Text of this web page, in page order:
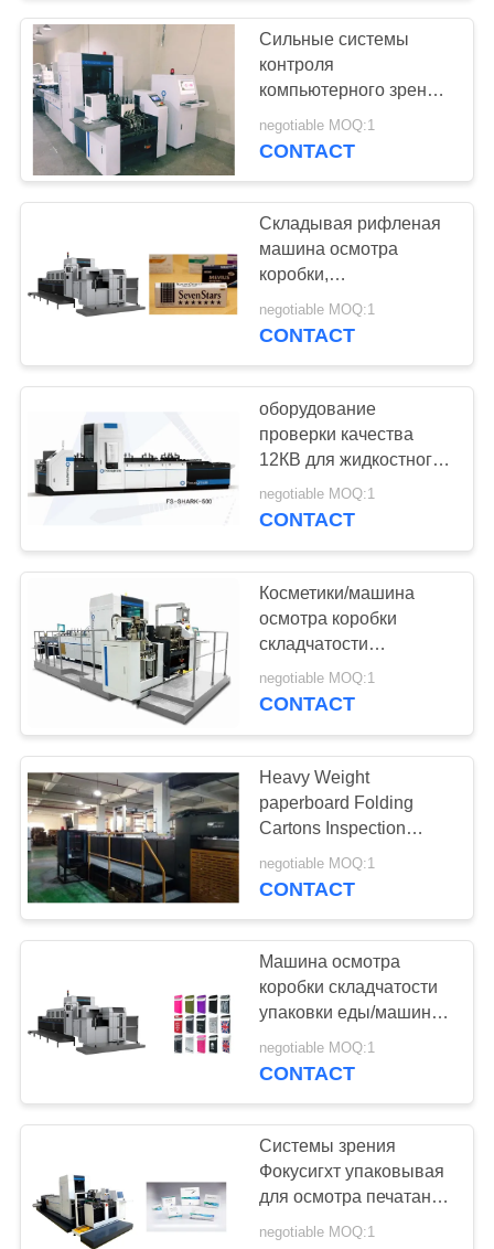
СПРОСИТЕ
ЦИТАТУ
КАРТА
САЙТА
POLICY
Сильные системы
контроля
компьютерного зрения
для обруча/зажима
вводят упаковывая
negotiable MOQ:1
CONTACT
Складывая рифленая
машина осмотра
коробки,
автоматическое
оборудование осмотра
negotiable MOQ:1
CONTACT
оборудование
проверки качества
12КВ для жидкостного
Мултипак стиля
Картонс осмотр
negotiable MOQ:1
CONTACT
Косметики/машина
осмотра коробки
складчатости
благоуханием, машина
осмотра Фокусигхт
negotiable MOQ:1
CONTACT
Heavy Weight
paperboard Folding
Cartons Inspection
Machine
negotiable MOQ:1
CONTACT
Машина осмотра
коробки складчатости
упаковки еды/машина
проверки качества
negotiable MOQ:1
CONTACT
Системы зрения
Фокусигхт упаковывая
для осмотра печатания
коробки телефона
negotiable MOQ:1